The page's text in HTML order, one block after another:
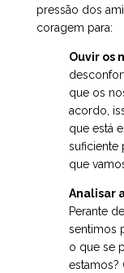
pressão dos
coragem para:
Ouvir os
que os
acordo,
que está
suficiente
que
Analisar
Perante
sentimos
o que se
estamos?